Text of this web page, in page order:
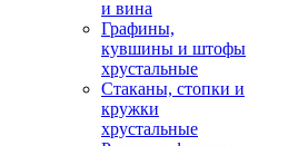
и вина
Графины,
кувшины и штофы
хрустальные
Стаканы, стопки и
кружки
хрустальные